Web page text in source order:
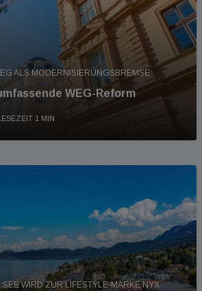
ALS MODERNISIERUNGSBREMSE
WEG-Reform
1 MIN
WIRD ZUR LIFESTYLE-MARKE NYX